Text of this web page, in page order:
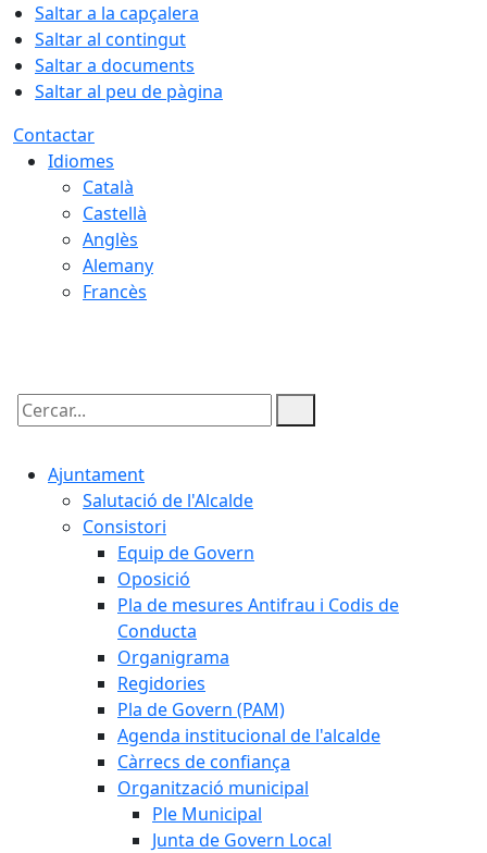
Saltar a la capçalera
Saltar al contingut
Saltar a documents
Saltar al peu de pàgina
Contactar
Idiomes
Català
Castellà
Anglès
Alemany
Francès
Cercar:
Ajuntament
Salutació de l'Alcalde
Consistori
Equip de Govern
Oposició
Pla de mesures Antifrau i Codis de
Conducta
Organigrama
Regidories
Pla de Govern (PAM)
Agenda institucional de l'alcalde
Càrrecs de confiança
Organització municipal
Ple Municipal
Junta de Govern Local